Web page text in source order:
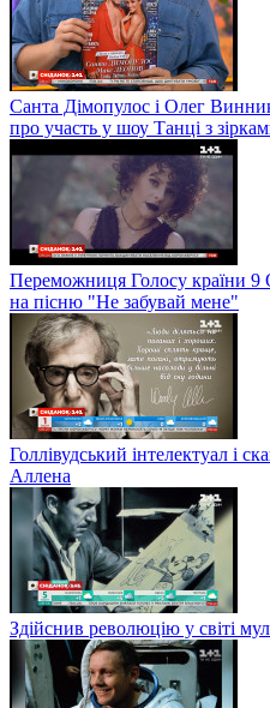
Санта Дімопулос і Олег
про участь у шоу Танці з
Переможниця Голосу країни 9
на пісню "Не забувай мене"
Голлівудський інтелектуал і
Аллена
Здійснив революцію у світі